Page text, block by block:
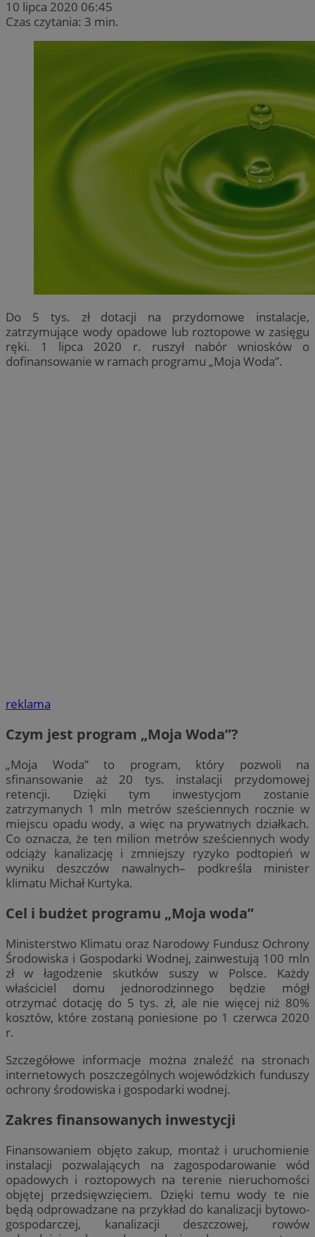
10 lipca 2020 06:45
Czas czytania: 3 min.
Do 5 tys. zł dotacji na przydomowe instalacje,
zatrzymujące wody opadowe lub roztopowe w zasięgu
ręki. 1 lipca 2020 r. ruszył nabór wniosków o
dofinansowanie w ramach programu „Moja Woda”.
reklama
Czym jest program „Moja Woda”?
„Moja Woda” to program, który pozwoli na
sfinansowanie aż 20 tys. instalacji przydomowej
retencji. Dzięki tym inwestycjom zostanie
zatrzymanych 1 mln metrów sześciennych rocznie w
miejscu opadu wody, a więc na prywatnych działkach.
Co oznacza, że ten milion metrów sześciennych wody
odciąży kanalizację i zmniejszy ryzyko podtopień w
wyniku deszczów nawalnych– podkreśla minister
klimatu Michał Kurtyka.
Cel i budżet programu „Moja woda”
Ministerstwo Klimatu oraz Narodowy Fundusz Ochrony
Środowiska i Gospodarki Wodnej, zainwestują 100 mln
zł w łagodzenie skutków suszy w Polsce. Każdy
właściciel domu jednorodzinnego będzie mógł
otrzymać dotację do 5 tys. zł, ale nie więcej niż 80%
kosztów, które zostaną poniesione po 1 czerwca 2020
r.
Szczegółowe informacje można znaleźć na stronach
internetowych poszczególnych wojewódzkich funduszy
ochrony środowiska i gospodarki wodnej.
Zakres finansowanych inwestycji
Finansowaniem objęto zakup, montaż i uruchomienie
instalacji pozwalających na zagospodarowanie wód
opadowych i roztopowych na terenie nieruchomości
objętej przedsięwzięciem. Dzięki temu wody te nie
będą odprowadzane na przykład do kanalizacji bytowo-
gospodarczej, kanalizacji deszczowej, rowów